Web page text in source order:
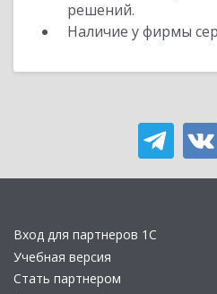
решений.
Наличие у фирмы
Вход для партнеров 1С
Учебная версия
Стать партнером